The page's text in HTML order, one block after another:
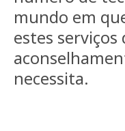
mundo em
estes
necessita.